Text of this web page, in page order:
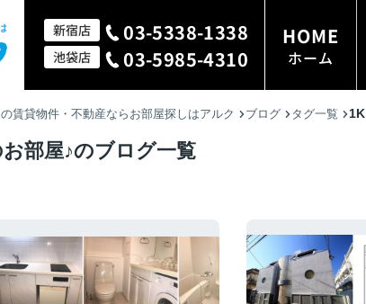
新宿店 03-5338-1338
池袋店 03-5985-4310
HOME
ホーム
賃貸物件・不動産ならお部屋探しはアルク ブログ タグ一覧
部屋♪のブログ一覧